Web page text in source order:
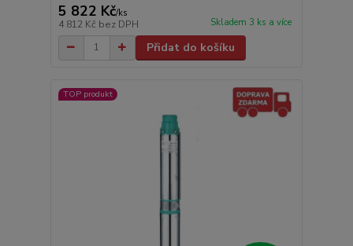
5 822 Kč/ks
4 812 Kč bez DPH Skladem 3 ks a více
Přidat do košíku
TOP produkt